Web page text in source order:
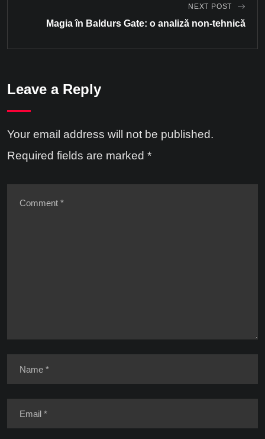
NEXT POST
Magia în Baldurs Gate: o analiză non-tehnică
Leave a Reply
Your email address will not be published.
Required fields are marked *